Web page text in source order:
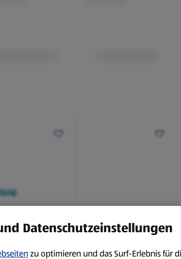
mit
kg
Bianco Toscana IGT
0,75 l
Datenschutzeinstellungen
zu optimieren und das Surf-Erlebnis für